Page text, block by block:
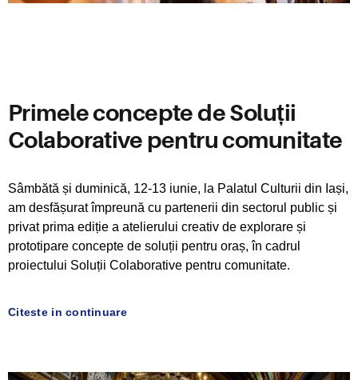
Primele concepte de Soluții
Colaborative pentru comunitate
Sâmbătă și duminică, 12-13 iunie, la Palatul Culturii din Iași,
am desfășurat împreună cu partenerii din sectorul public și
privat prima ediție a atelierului creativ de explorare și
prototipare concepte de soluții pentru oraș, în cadrul
proiectului Soluții Colaborative pentru comunitate.
Citeste in continuare